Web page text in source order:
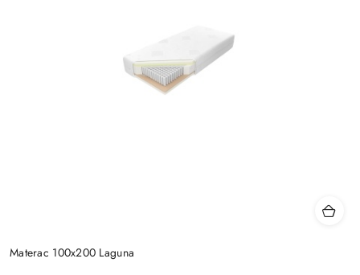
Materac 100x200 Laguna